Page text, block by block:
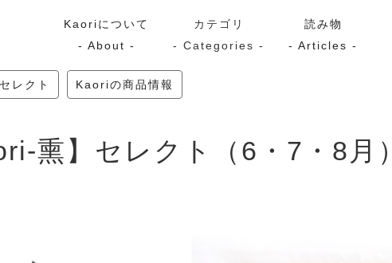
Kaoriについて
- About -
カテゴリ
- Categories -
スモークサーモン
スモーク
読み物
- Articles -
レクト Kaoriの商品情報
熏】セレクト（6・7・8月）